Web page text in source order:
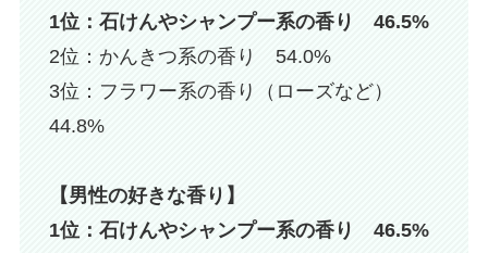
1位：石けんやシャンプー系の香り 46.5%
2位：かんきつ系の香り 54.0%
3位：フラワー系の香り（ローズなど）
44.8%
【男性の好きな香り】
1位：石けんやシャンプー系の香り 46.5%